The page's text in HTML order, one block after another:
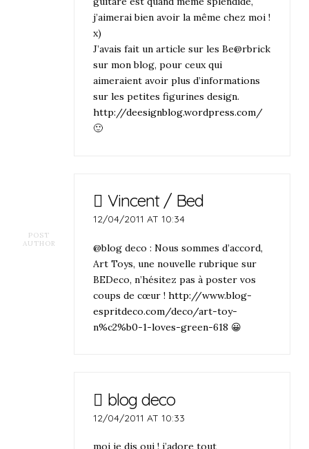
j’aimerai bien avoir la même chez moi !
x)
J’avais fait un article sur les Be@rbrick
sur mon blog, pour ceux qui
aimeraient avoir plus d’informations
sur les petites figurines design.
http://deesignblog.wordpress.com/
🙂
POST
AUTHOR
Vincent / Bed
12/04/2011 AT 10:34
@blog deco : Nous sommes d’accord,
Art Toys, une nouvelle rubrique sur
BEDeco, n’hésitez pas à poster vos
coups de cœur !http://www.blog-
espritdeco.com/deco/art-toy-
n%c2%b0-1-loves-green-618 😀
blog deco
12/04/2011 AT 10:33
moi je dis oui ! j’adore tout